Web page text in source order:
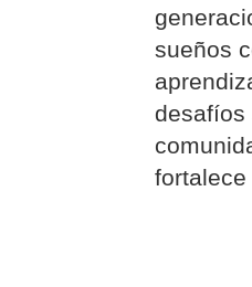
sueños
desafíos